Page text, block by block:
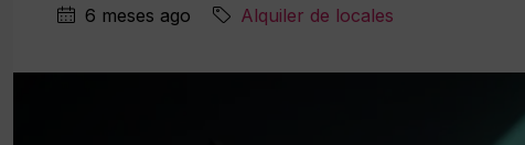
6 meses ago Alquiler de locales